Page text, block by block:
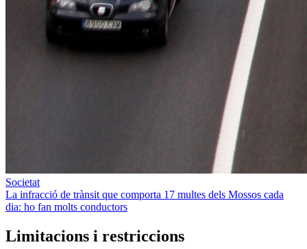
Societat
La infracció de trànsit que comporta 17 multes dels Mossos cada
dia: ho fan molts conductors
Limitacions i restriccions